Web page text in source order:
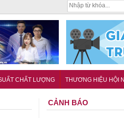
CHẤT LƯỢNG THƯƠNG HIỆU HỘI
CẢNH BÁO